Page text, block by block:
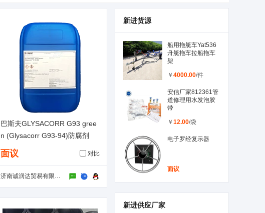
巴斯夫GLYSACORR G93 gree
n (Glysacorr G93-94)防腐剂
面议 对比
济南诚润达贸易有限公司
新进货源
船用拖艇车Yat536
舟艇拖车拉船拖车
架
￥ 4000.00/件
安信厂家812361管
道修理用水发泡胶
带
￥ 12.00/袋
电子罗经复示器
面议
新进供应厂家